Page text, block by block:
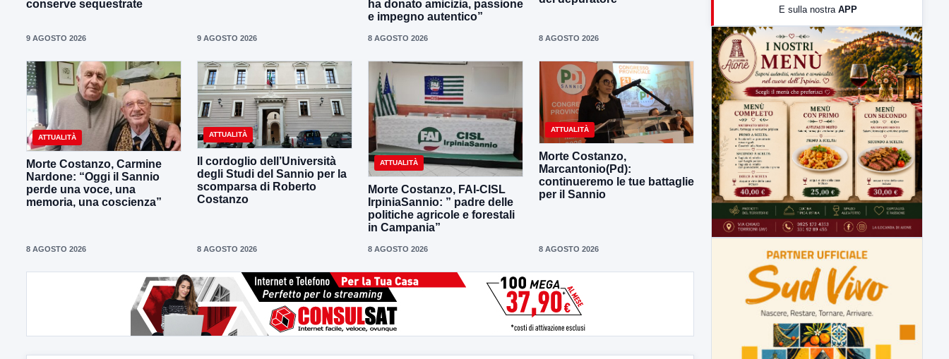
conserve sequestrate
9 AGOSTO 2026 9 AGOSTO 2026
ha donato amicizia, passione
e impegno autentico”
8 AGOSTO 2026 8 AGOSTO 2026
ATTUALITÀ
Morte Costanzo, Carmine
Nardone: “Oggi il Sannio
perde una voce, una
memoria, una coscienza”
8 AGOSTO 2026
ATTUALITÀ
Il cordoglio dell’Università
degli Studi del Sannio per la
scomparsa di Roberto
Costanzo
8 AGOSTO 2026
ATTUALITÀ
Morte Costanzo, FAI-CISL
IrpiniaSannio: ” padre delle
politiche agricole e forestali
in Campania”
8 AGOSTO 2026
ATTUALITÀ
Morte Costanzo,
Marcantonio(Pd):
continueremo le tue battaglie
per il Sannio
8 AGOSTO 2026
23:00 LabNews (replica)
E sulla nostra APP